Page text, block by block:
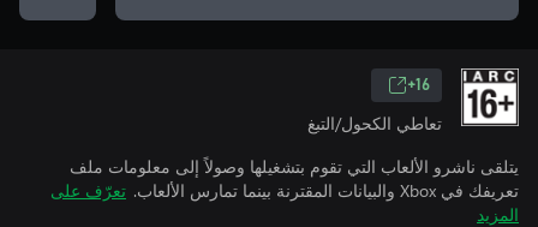
16+
تعاطي الكحول/التبغ
يتلقى ناشرو الألعاب التي تقوم بتشغيلها وصولاً إلى معلومات ملف
تعريفك في Xbox والبيانات المقترنة بينما تمارس الألعاب.
تعرّف على
المزيد